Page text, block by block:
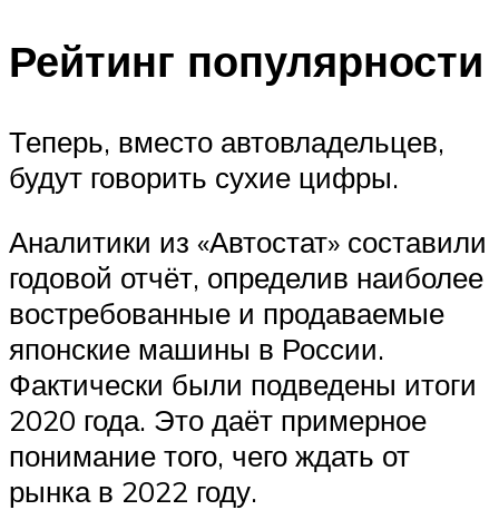
Рейтинг популярности
Теперь, вместо автовладельцев,
будут говорить сухие цифры.
Аналитики из «Автостат» составили
годовой отчёт, определив наиболее
востребованные и продаваемые
японские машины в России.
Фактически были подведены итоги
2020 года. Это даёт примерное
понимание того, чего ждать от
рынка в 2022 году.